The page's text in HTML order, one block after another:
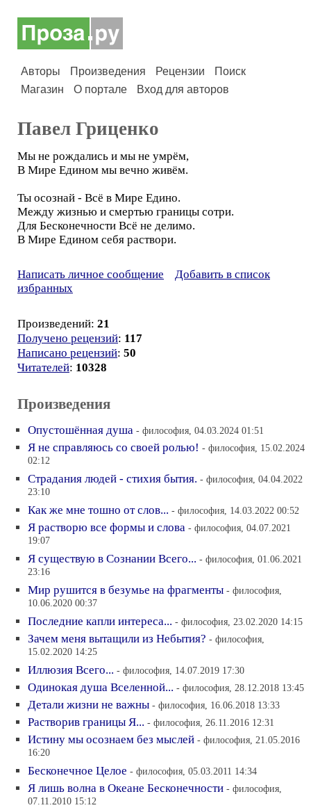
Авторы Произведения Рецензии
Поиск
Магазин
О портале Вход для авторов
Павел Гриценко
Мы не рождались и мы не умрём,
В Мире Едином мы вечно живём.
Ты осознай - Всё в Мире Едино.
Между жизнью и смертью границы сотри.
Для Бесконечности Всё не делимо.
В Мире Едином себя раствори.
Написать личное сообщение
Добавить в список
избранных
Произведений: 21
Получено рецензий: 117
Написано рецензий: 50
Читателей: 10328
Произведения
Опустошённая душа - философия, 04.03.2024 01:51
Я не справляюсь со своей ролью! - философия, 15.02.2024
02:12
Страдания людей - стихия бытия. - философия, 04.04.2022
23:10
Как же мне тошно от слов... - философия, 14.03.2022 00:52
Я растворю все формы и слова - философия, 04.07.2021
19:07
Я существую в Сознании Всего... - философия, 01.06.2021
23:16
Мир рушится в безумье на фрагменты - философия,
10.06.2020 00:37
Последние капли интереса... - философия, 23.02.2020 14:15
Зачем меня вытащили из Небытия? - философия,
15.02.2020 14:25
Иллюзия Всего... - философия, 14.07.2019 17:30
Одинокая душа Вселенной... - философия, 28.12.2018 13:45
Детали жизни не важны - философия, 16.06.2018 13:33
Растворив границы Я... - философия, 26.11.2016 12:31
Истину мы осознаем без мыслей - философия, 21.05.2016
16:20
Бесконечное Целое - философия, 05.03.2011 14:34
Я лишь волна в Океане Бесконечности - философия,
07.11.2010 15:12